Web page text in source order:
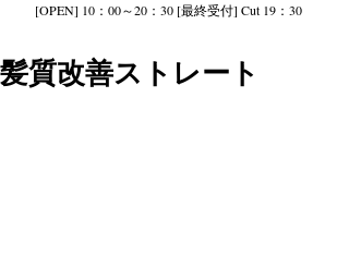
[OPEN] 10：00～20：30 [最終受付] Cut 19：30
髪質改善ストレート